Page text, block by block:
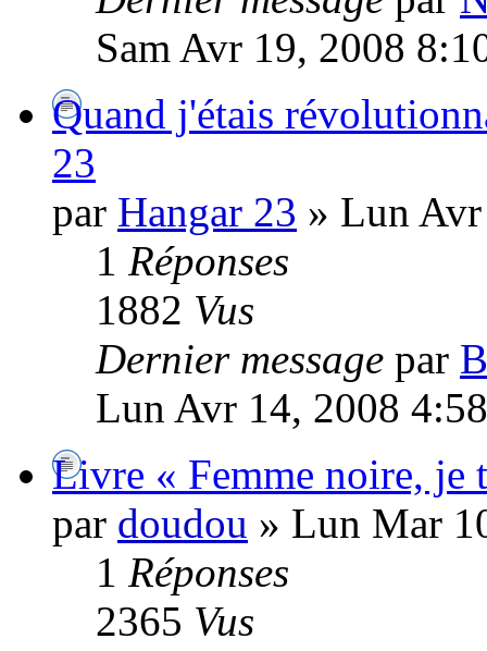
Sam Avr 19, 2008
Quand j'étais
23
par Hangar 23 » Lun
1 Réponses
1882 Vus
Dernier message par
Lun Avr 14, 2008
Livre « Femme noire, je
par doudou » Lun Mar
1 Réponses
2365 Vus